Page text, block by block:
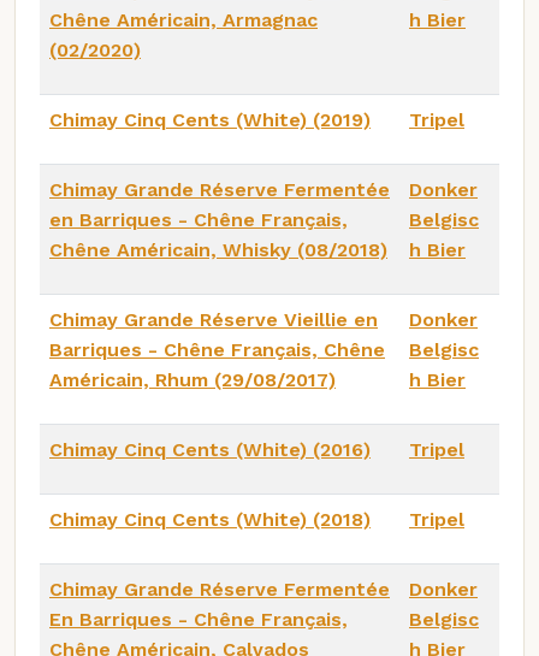
Chêne Américain, Armagnac
(02/2020)
h Bier
Chimay Cinq Cents (White) (2019) Tripel
Chimay Grande Réserve Fermentée
en Barriques - Chêne Français,
Chêne Américain, Whisky (08/2018)
Donker
Belgisc
h Bier
Chimay Grande Réserve Vieillie en
Barriques - Chêne Français, Chêne
Américain, Rhum (29/08/2017)
Donker
Belgisc
h Bier
Chimay Cinq Cents (White) (2016) Tripel
Chimay Cinq Cents (White) (2018) Tripel
Chimay Grande Réserve Fermentée
En Barriques - Chêne Français,
Chêne Américain, Calvados
Donker
Belgisc
h Bier